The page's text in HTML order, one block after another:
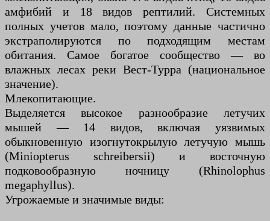
амфибий и 18 видов рептилий. Системных
полных учетов мало, поэтому данные частично
экстраполируются по подходящим местам
обитания. Самое богатое сообщество — во
влажных лесах реки Вест-Турра (национальное
значение).
Млекопитающие.
Выделяется высокое разнообразие летучих
мышей — 14 видов, включая уязвимых
обыкновенную изогнутокрылую летучую мышь
(Miniopterus schreibersii) и восточную
подковообразную ночницу (Rhinolophus
megaphyllus).
Угрожаемые и значимые виды: